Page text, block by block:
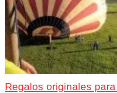
Regalos originales